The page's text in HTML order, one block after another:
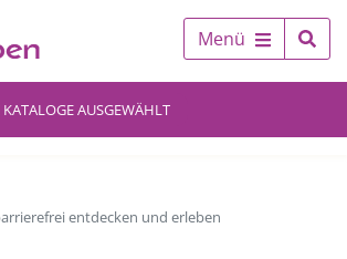
Menü
KATALOGE AUSGEWÄHLT
entdecken und erleben